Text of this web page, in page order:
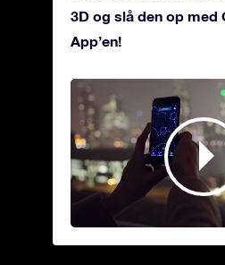
3D og slå den op med
App’en!